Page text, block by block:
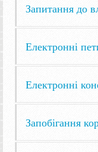
Запитання до
Електронні
Електронні
Запобігання